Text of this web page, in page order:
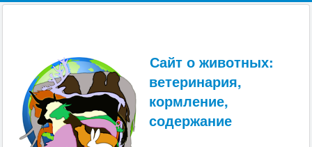
Сайт о животных:
ветеринария,
кормление,
содержание